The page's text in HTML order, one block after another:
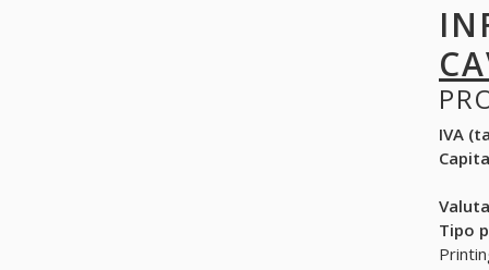
IVA
Tipo